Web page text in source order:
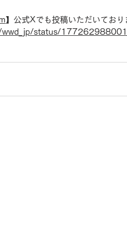
】公式Xでも投稿いただいており
status/